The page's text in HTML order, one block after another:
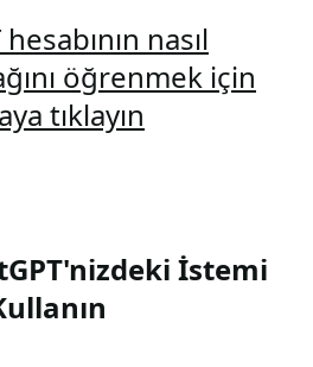
nasıl
öğrenmek için
tıklayın
İstemi